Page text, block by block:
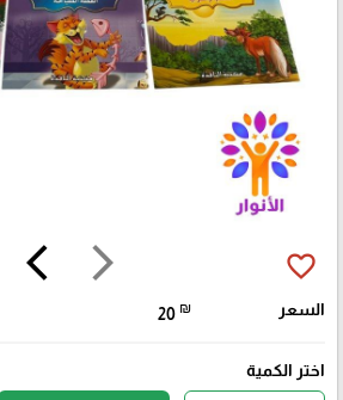
arrow_forward_ios
arrow_back_ios favorite_border
السعر 20 ₪
اختر الكمية